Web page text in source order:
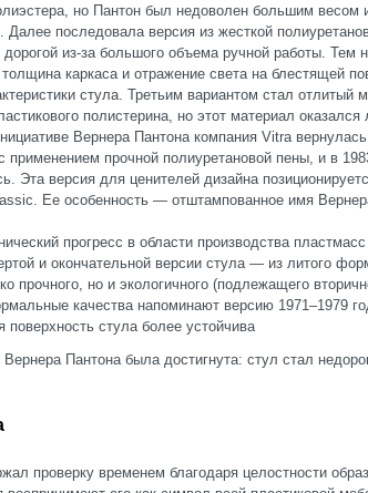
но Пантон был недоволен большим весом
Далее последовала версия из жесткой
дорогой из-за большого объема ручной работы. Тем
каркаса и отражение света на блестящей
стула. Третьим вариантом стал отлитый
полистерина, но этот материал
Вернера Пантона компания Vitra
прочной полиуретановой пены, и в
Эта версия для ценителей дизайна
Ее особенность — отштампованное имя
прогресс в области производства
и окончательной версии стула — из литого
прочного, но и экологичного (подлежащего
качества напоминают версию 1971–1979
стула более устойчива
Пантона была достигнута: стул стал
проверку временем благодаря целостности